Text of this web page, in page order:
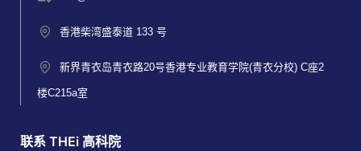
香港柴湾盛泰道 133 号
新界青衣岛青衣路20号香港专业教育学院(青衣分校) C座2
楼C215a室
联系 THEi 高科院